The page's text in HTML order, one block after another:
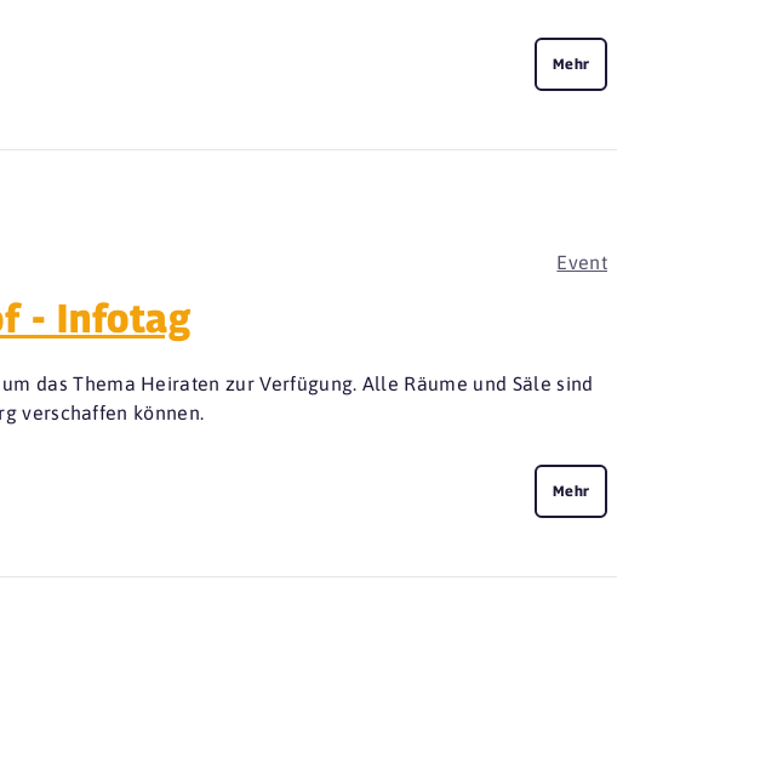
Mehr
Event
- Infotag
das Thema Heiraten zur Verfügung. Alle Räume und Säle sind
verschaffen können.
Mehr